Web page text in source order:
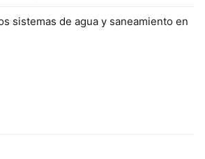
sistemas de agua y saneamiento en